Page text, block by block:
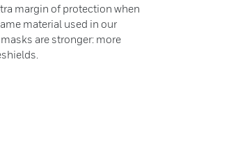
margin of protection when
material used in our
are stronger: more